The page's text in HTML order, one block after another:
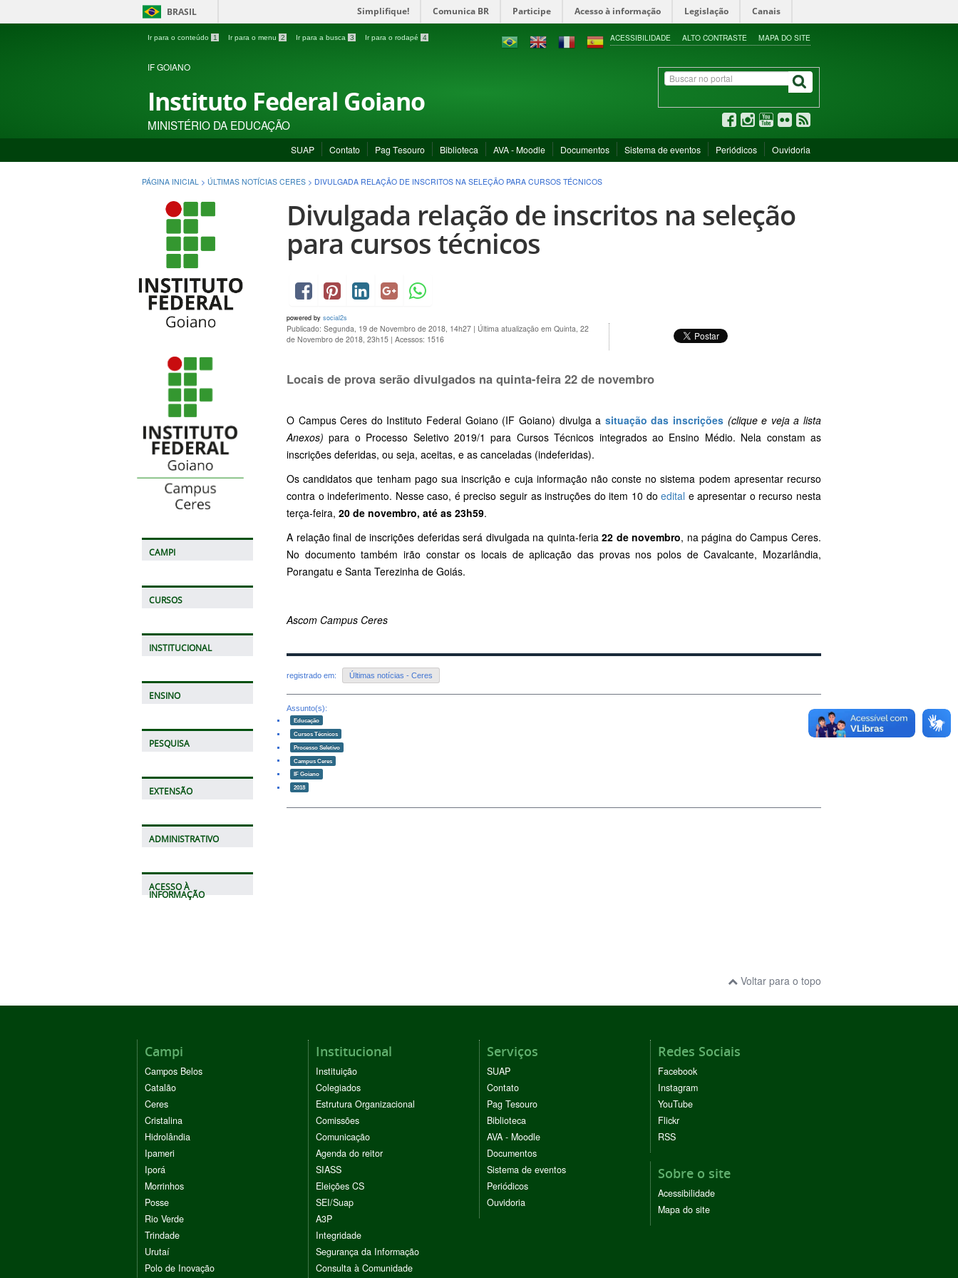
BRASIL Simplifique! Comunica BR Participe Acesso à informação Legislação Canais
Ir para o conteúdo 1 Ir para o menu 2 Ir para a busca 3 Ir para o rodapé 4 ACESSIBILIDADE ALTO CONTRASTE MAPA DO SITE
IF GOIANO
Instituto Federal Goiano
MINISTÉRIO DA EDUCAÇÃO
SUAP Contato Pag Tesouro Biblioteca AVA - Moodle Documentos Sistema de eventos Periódicos Ouvidoria
PÁGINA INICIAL > ÚLTIMAS NOTÍCIAS CERES > DIVULGADA RELAÇÃO DE INSCRITOS NA SELEÇÃO PARA CURSOS TÉCNICOS
CAMPI
CURSOS
INSTITUCIONAL
ENSINO
PESQUISA
EXTENSÃO
ADMINISTRATIVO
ACESSO À
INFORMAÇÃO
Divulgada relação de inscritos na seleção
para cursos técnicos
powered by social2s
Publicado: Segunda, 19 de Novembro de 2018, 14h27 | Última atualização em Quinta, 22
de Novembro de 2018, 23h15 | Acessos: 1516
Locais de prova serão divulgados na quinta-feira 22 de novembro
O Campus Ceres do Instituto Federal Goiano (IF Goiano) divulga a situação das inscrições (clique e veja a lista
Anexos) para o Processo Seletivo 2019/1 para Cursos Técnicos integrados ao Ensino Médio. Nela constam as
inscrições deferidas, ou seja, aceitas, e as canceladas (indeferidas).
Os candidatos que tenham pago sua inscrição e cuja informação não conste no sistema podem apresentar recurso
contra o indeferimento. Nesse caso, é preciso seguir as instruções do item 10 doedital e apresentar o recurso nesta
terça-feira, 20 de novembro, até as 23h59.
A relação final de inscrições deferidas será divulgada na quinta-feria22 de novembro, na página do Campus Ceres.
No documento também irão constar os locais de aplicação das provas nos polos de Cavalcante, Mozarlândia,
Porangatu e Santa Terezinha de Goiás.
Ascom Campus Ceres
registrado em: Últimas notícias - Ceres
Assunto(s):
Educação
Cursos Técnicos
Processo Seletivo
Campus Ceres
IF Goiano
2018
Voltar para o topo
Campi
Campos Belos
Catalão
Ceres
Cristalina
Hidrolândia
Ipameri
Iporá
Morrinhos
Posse
Rio Verde
Trindade
Urutaí
Polo de Inovação
Institucional
Instituição
Colegiados
Estrutura Organizacional
Comissões
Comunicação
Agenda do reitor
SIASS
Eleições CS
SEI/Suap
A3P
Integridade
Segurança da Informação
Consulta à Comunidade
Serviços
SUAP
Contato
Pag Tesouro
Biblioteca
AVA - Moodle
Documentos
Sistema de eventos
Periódicos
Ouvidoria
Redes Sociais
Facebook
Instagram
YouTube
Flickr
RSS
Sobre o site
Acessibilidade
Mapa do site